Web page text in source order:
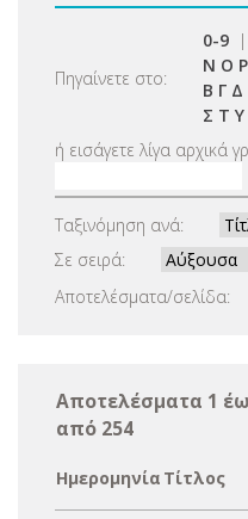
Πηγαίνετε στο:
0-9
N O P
Β Γ Δ
Σ Τ Υ
ή εισάγετε λίγα αρχικά
Ταξινόμηση ανά:
Σε σειρά:
Αποτελέσματα/σελίδα:
Αποτελέσματα 1
από 254
Ημερομηνία Τίτλος